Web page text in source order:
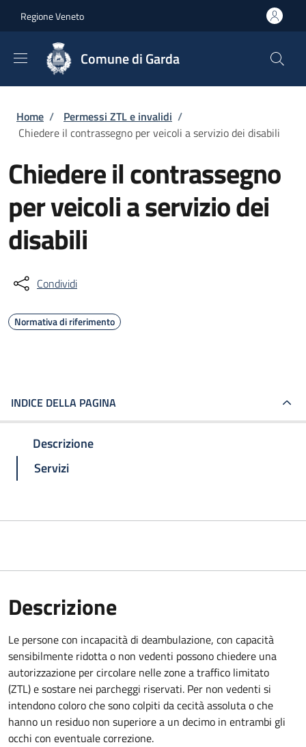
Regione Veneto
Comune di Garda
Briciole di pane
Home / Permessi ZTL e invalidi /
Chiedere il contrassegno per veicoli a servizio dei disabili
Chiedere il contrassegno
per veicoli a servizio dei
disabili
Condividi
Normativa di riferimento
INDICE DELLA PAGINA
Descrizione
Servizi
Descrizione
Le persone con incapacità di deambulazione, con capacità
sensibilmente ridotta o non vedenti possono chiedere una
autorizzazione per circolare nelle zone a traffico limitato
(ZTL) e sostare nei parcheggi riservati. Per non vedenti si
intendono coloro che sono colpiti da cecità assoluta o che
hanno un residuo non superiore a un decimo in entrambi gli
occhi con eventuale correzione.